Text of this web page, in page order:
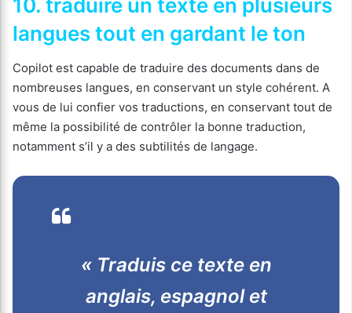
10. traduire un texte en plusieurs
langues tout en gardant le ton
Copilot est capable de traduire des documents dans de
nombreuses langues, en conservant un style cohérent. A
vous de lui confier vos traductions, en conservant tout de
même la possibilité de contrôler la bonne traduction,
notamment s’il y a des subtilités de langage.
« Traduis ce texte en
anglais, espagnol et